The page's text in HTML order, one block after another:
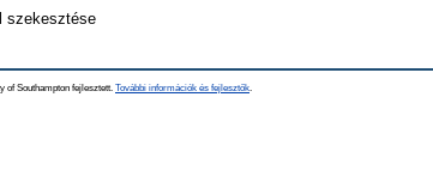
szekesztése
of Southampton fejlesztett. További információk és fejlesztők